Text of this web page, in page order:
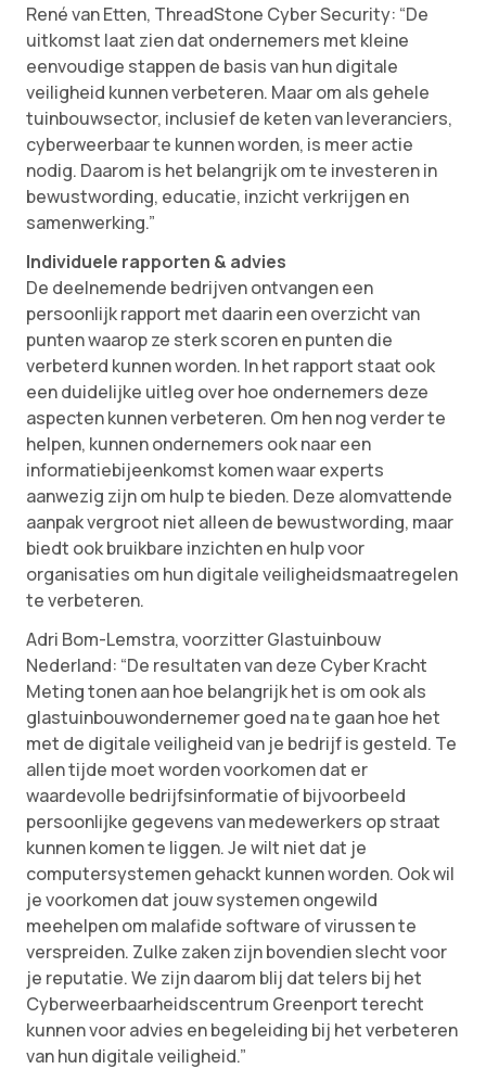
René van Etten, ThreadStone Cyber Security: “De
uitkomst laat zien dat ondernemers met kleine
eenvoudige stappen de basis van hun digitale
veiligheid kunnen verbeteren. Maar om als gehele
tuinbouwsector, inclusief de keten van leveranciers,
cyberweerbaar te kunnen worden, is meer actie
nodig. Daarom is het belangrijk om te investeren in
bewustwording, educatie, inzicht verkrijgen en
samenwerking.”
Individuele rapporten & advies
De deelnemende bedrijven ontvangen een
persoonlijk rapport met daarin een overzicht van
punten waarop ze sterk scoren en punten die
verbeterd kunnen worden. In het rapport staat ook
een duidelijke uitleg over hoe ondernemers deze
aspecten kunnen verbeteren. Om hen nog verder te
helpen, kunnen ondernemers ook naar een
informatiebijeenkomst komen waar experts
aanwezig zijn om hulp te bieden. Deze alomvattende
aanpak vergroot niet alleen de bewustwording, maar
biedt ook bruikbare inzichten en hulp voor
organisaties om hun digitale veiligheidsmaatregelen
te verbeteren.
Adri Bom-Lemstra, voorzitter Glastuinbouw
Nederland: “De resultaten van deze Cyber Kracht
Meting tonen aan hoe belangrijk het is om ook als
glastuinbouwondernemer goed na te gaan hoe het
met de digitale veiligheid van je bedrijf is gesteld. Te
allen tijde moet worden voorkomen dat er
waardevolle bedrijfsinformatie of bijvoorbeeld
persoonlijke gegevens van medewerkers op straat
kunnen komen te liggen. Je wilt niet dat je
computersystemen gehackt kunnen worden. Ook wil
je voorkomen dat jouw systemen ongewild
meehelpen om malafide software of virussen te
verspreiden. Zulke zaken zijn bovendien slecht voor
je reputatie. We zijn daarom blij dat telers bij het
Cyberweerbaarheidscentrum Greenport terecht
kunnen voor advies en begeleiding bij het verbeteren
van hun digitale veiligheid.”